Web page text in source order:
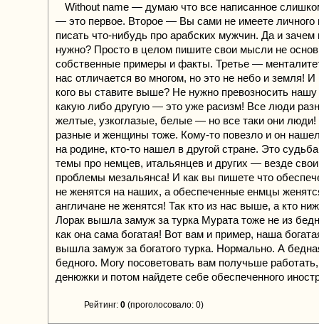
Without name — думаю что все написанное
— это первое. Второе — Вы сами не имеете личного
писать что-нибудь про арабских мужчин. Да и зачем
нужно? Просто в целом пишите свои мысли не
собственные примеры и факты. Третье —
нас отличается во многом, но это не небо и земля! И
кого вы ставите выше? Не нужно превозносить
какую либо другую — это уже расизм! Все люди
желтые, узкоглазые, белые — но все таки они
разные и женщины тоже. Кому-то повезло и он
на родине, кто-то нашел в другой стране. Это
темы про немцев, итальянцев и других — везде
проблемы мезальянса! И как вы пишете что
не женятся на наших, а обеспеченные енмцы
англичане не женятся! Так кто из нас выше, а кто
Лорак вышла замуж за турка Мурата тоже не из
как она сама богатая! Вот вам и пример, наша
вышла замуж за богатого турка. Нормально. А
бедного. Могу посоветовать вам получьше
денюжки и потом найдете себе обеспеченного
Рейтинг: 0 (проголосовало: 0)